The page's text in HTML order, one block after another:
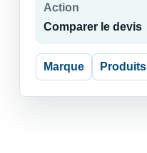
Action
Comparer le devis
Marque Produits